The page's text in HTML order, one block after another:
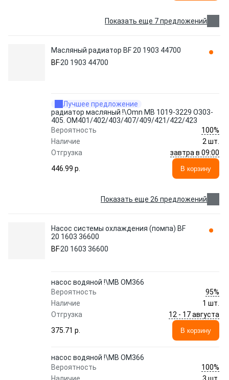
Показать еще 7 предложений
Масляный радиатор BF 20 1903 44700
BF20 1903 44700
Лучшее предложение
радиатор масляный !\Omn MB 1019-3229 O303-
405. OM401/402/403/407/409/421/422/423
Вероятность
100%
Наличие
2 шт.
Отгрузка
завтра в 09:00
446.99 p.
В корзину
Показать еще 26 предложений
Насос системы охлаждения (помпа) BF
20 1603 36600
BF20 1603 36600
насос водяной !\MB OM366
Вероятность
95%
Наличие
1 шт.
Отгрузка
12 - 17 августа
375.71 p.
В корзину
насос водяной !\MB OM366
Вероятность
100%